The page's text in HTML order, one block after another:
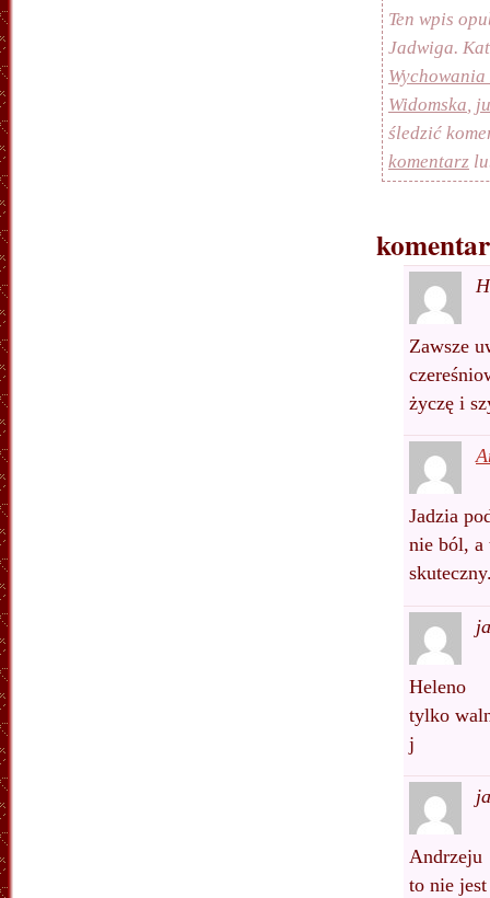
Ten wpis
Jadwiga.
Widomska
śledzić
komentarz
Zawsze
życzę i
Jadzia
nie ból, a
Heleno
tylko
j
Andrzeju
to nie